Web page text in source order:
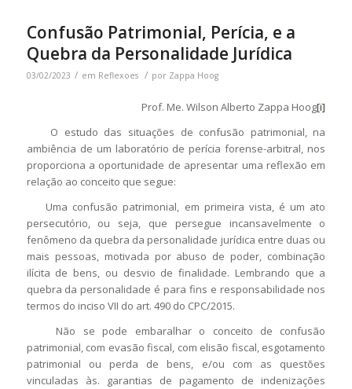
Confusão Patrimonial, Perícia, e a
Quebra da Personalidade Jurídica
03/02/2023 / em Reflexoes / por Zappa Hoog
Prof. Me. Wilson Alberto Zappa Hoog[i]
O estudo das situações de confusão patrimonial, na
ambiência de um laboratório de perícia forense-arbitral, nos
proporciona a oportunidade de apresentar uma reflexão em
relação ao conceito que segue:
Uma confusão patrimonial, em primeira vista, é um ato
persecutório, ou seja, que persegue incansavelmente o
fenômeno da quebra da personalidade jurídica entre duas ou
mais pessoas, motivada por abuso de poder, combinação
ilícita de bens, ou desvio de finalidade. Lembrando que a
quebra da personalidade é para fins e responsabilidade nos
termos do inciso VII do art. 490 do CPC/2015.
Não se pode embaralhar o conceito de confusão
patrimonial, com evasão fiscal, com elisão fiscal, esgotamento
patrimonial ou perda de bens, e/ou com as questões
vinculadas às. garantias de pagamento de indenizações